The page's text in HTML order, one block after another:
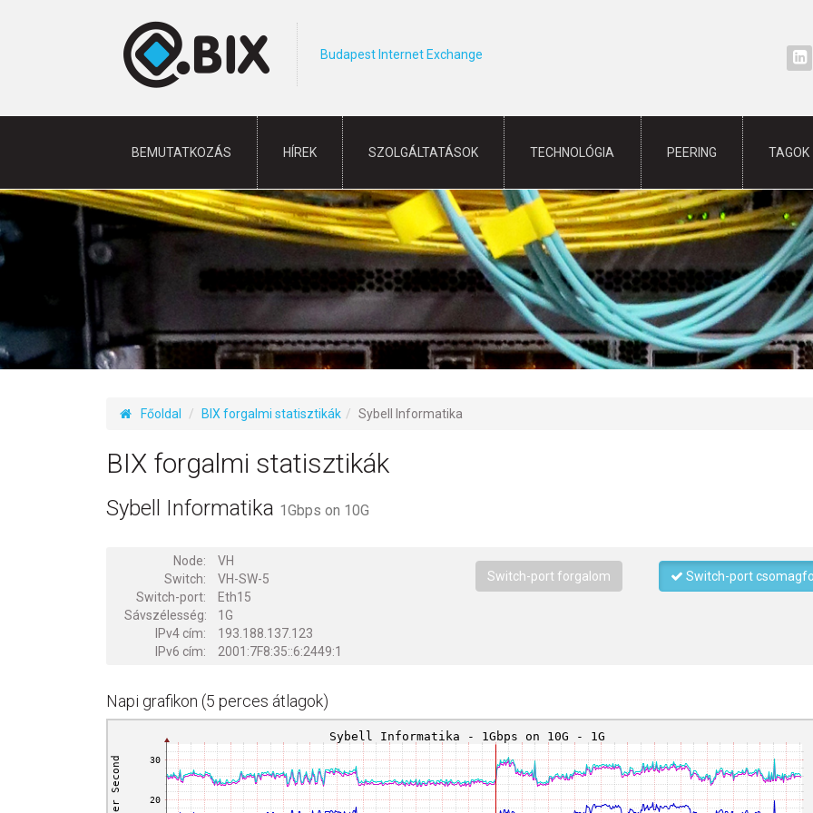
Budapest Internet Exchange
BEMUTATKOZÁS HÍREK SZOLGÁLTATÁSOK TECHNOLÓGIA PEERING TAGOK
Főoldal BIX forgalmi statisztikák Sybell Informatika
BIX forgalmi statisztikák
Sybell Informatika 1Gbps on 10G
Node:
VH
Switch:
VH-SW-5
Switch-port:
Eth15
Sávszélesség:
1G
IPv4 cím:
193.188.137.123
IPv6 cím:
2001:7F8:35::6:2449:1
Switch-port forgalom Switch-port
Napi grafikon (5 perces átlagok)